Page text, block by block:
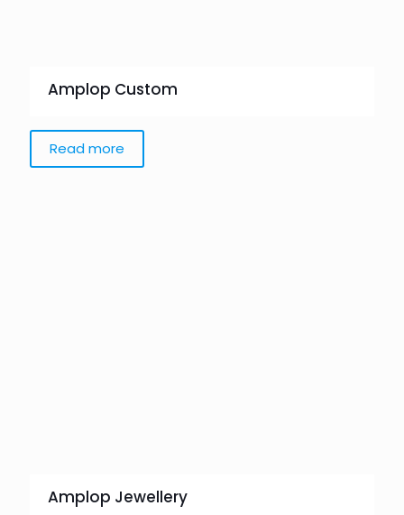
Amplop Custom
Read more
Amplop Jewellery